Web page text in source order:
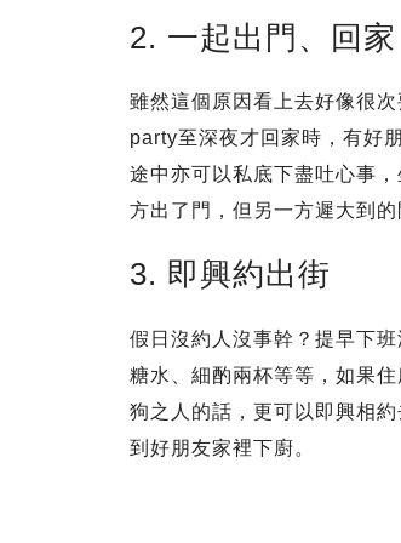
2. 一起出門、回家
雖然這個原因看上去好像很
party至深夜才回家時，有好
途中亦可以私底下盡吐心事
方出了門，但另一方遲大到的
3. 即興約出街
假日沒約人沒事幹？提早下
糖水、細酌兩杯等等，如果
狗之人的話，更可以即興相
到好朋友家裡下廚。